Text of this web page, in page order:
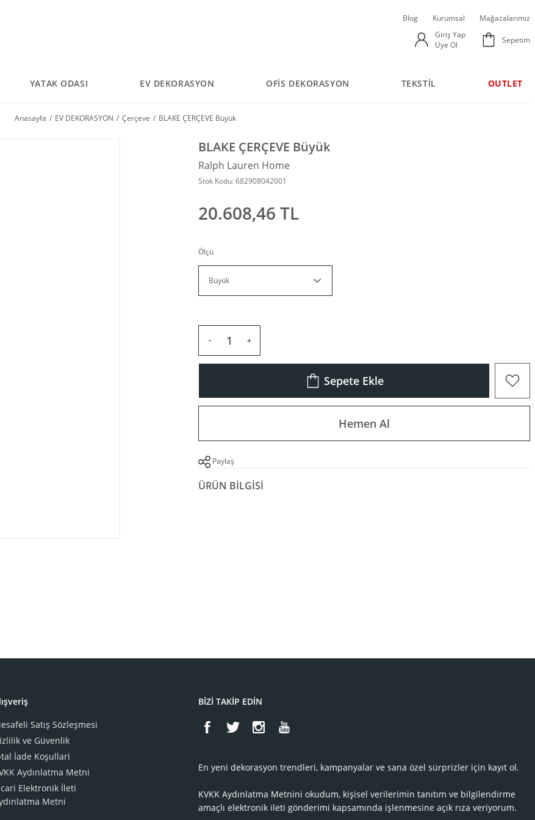
Blog Kurumsal
Mağazalarımız
Giriş Yap
Üye Ol
Sepetim
YATAK ODASI EV DEKORASYON OFİS DEKORASYON TEKSTİL OUTLET
Anasayfa EV DEKORASYON Çerçeve BLAKE ÇERÇEVE Büyük
BLAKE ÇERÇEVE Büyük
Ralph Lauren Home
Stok Kodu: 682908042001
20.608,46 TL
Ölçü
Sepete Ekle
Hemen Al
Paylaş
ÜRÜN BILGISI
Satış Sözleşmesi
ve Güvenlik
İade Koşullari
Aydınlatma Metni
Elektronik İleti
Metni
BİZİ TAKİP EDİN
En yeni dekorasyon trendleri, kampanyalar ve sana özel sürprizler için kayıt ol.
KVKK Aydınlatma Metnini okudum, kişisel verilerimin tanıtım ve bilgilendirme
amaçlı elektronik ileti gönderimi kapsamında işlenmesine açık rıza veriyorum.